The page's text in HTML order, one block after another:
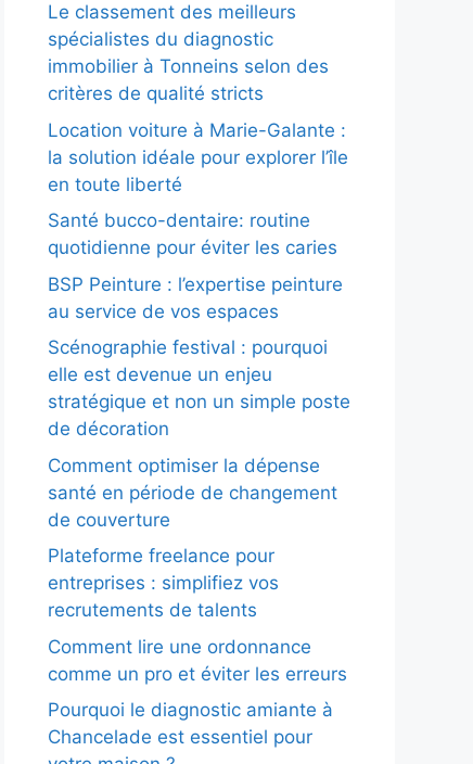
Le classement des meilleurs
spécialistes du diagnostic
immobilier à Tonneins selon des
critères de qualité stricts
Location voiture à Marie-Galante :
la solution idéale pour explorer l’île
en toute liberté
Santé bucco-dentaire: routine
quotidienne pour éviter les caries
BSP Peinture : l’expertise peinture
au service de vos espaces
Scénographie festival : pourquoi
elle est devenue un enjeu
stratégique et non un simple poste
de décoration
Comment optimiser la dépense
santé en période de changement
de couverture
Plateforme freelance pour
entreprises : simplifiez vos
recrutements de talents
Comment lire une ordonnance
comme un pro et éviter les erreurs
Pourquoi le diagnostic amiante à
Chancelade est essentiel pour